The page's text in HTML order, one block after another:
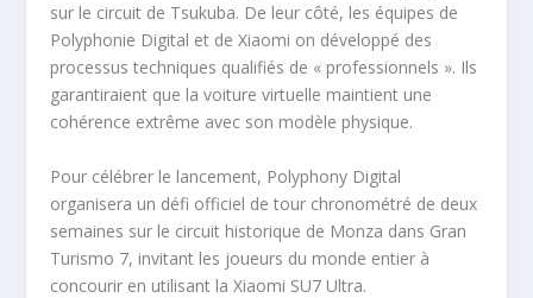
sur le circuit de Tsukuba. De leur côté, les équipes de
Polyphonie Digital et de Xiaomi on développé des
processus techniques qualifiés de « professionnels ». Ils
garantiraient que la voiture virtuelle maintient une
cohérence extrême avec son modèle physique.
Pour célébrer le lancement, Polyphony Digital
organisera un défi officiel de tour chronométré de deux
semaines sur le circuit historique de Monza dans Gran
Turismo 7, invitant les joueurs du monde entier à
concourir en utilisant la Xiaomi SU7 Ultra.